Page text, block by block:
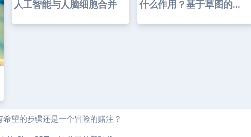
人工智能与人脑细胞合并
什么作用？基于草图的...
望的步骤还是一个冒险的赌注？